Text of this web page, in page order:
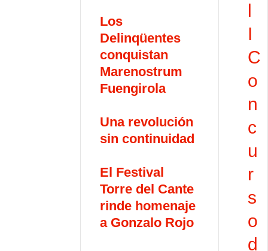
Los
Delinqüentes
conquistan
Marenostrum
Fuengirola
Una revolución
sin continuidad
El Festival
Torre del Cante
rinde homenaje
a Gonzalo Rojo
l
I
C
o
n
c
u
r
s
o
d